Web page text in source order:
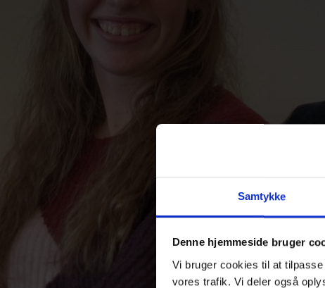
Samtykke
Denne hjemmeside bruger
Vi bruger cookies til at
vores trafik. Vi deler også